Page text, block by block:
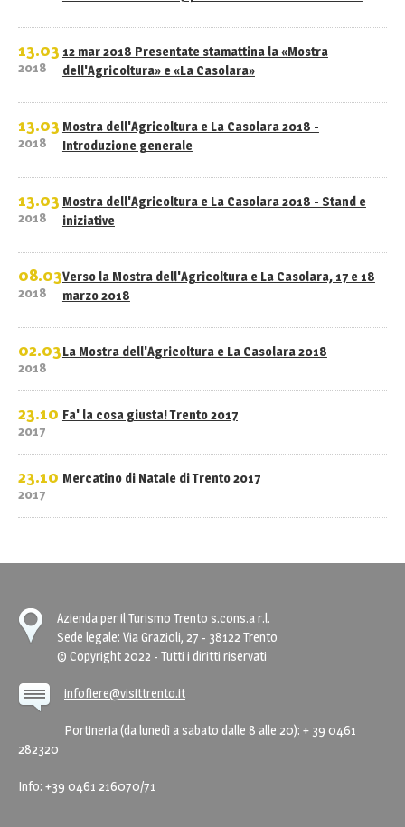
13.03
2018
12 mar 2018 Presentate stamattina la «Mostra
dell'Agricoltura» e «La Casolara»
13.03
2018
Mostra dell'Agricoltura e La Casolara 2018 -
Introduzione generale
13.03
2018
Mostra dell'Agricoltura e La Casolara 2018 - Stand e
iniziative
08.03
2018
Verso la Mostra dell'Agricoltura e La Casolara, 17 e 18
marzo 2018
02.03
2018
La Mostra dell'Agricoltura e La Casolara 2018
23.10
2017
Fa' la cosa giusta! Trento 2017
23.10
2017
Mercatino di Natale di Trento 2017
Azienda per il Turismo Trento s.cons.a r.l.
Sede legale: Via Grazioli, 27 - 38122 Trento
© Copyright 2022 - Tutti i diritti riservati
infofiere@visittrento.it
Portineria (da lunedì a sabato dalle 8 alle 20): + 39 0461
282320
Info: +39 0461 216070/71